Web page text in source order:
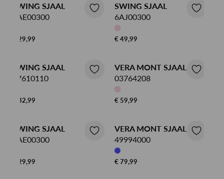
SWING SJAAL
6AE00300
€ 29,99
SWING SJAAL
6AJ00300
€ 49,99
SWING SJAAL
77610110
€ 32,99
VERA MONT SJAAL
03764208
€ 59,99
SWING SJAAL
6AE00300
€ 29,99
VERA MONT SJAAL
49994000
€ 79,99